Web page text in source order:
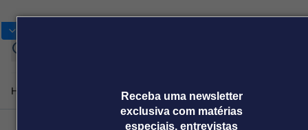
Receba uma newsletter
exclusiva com matérias
especiais, entrevistas
Home Produtos e soluções Notícias